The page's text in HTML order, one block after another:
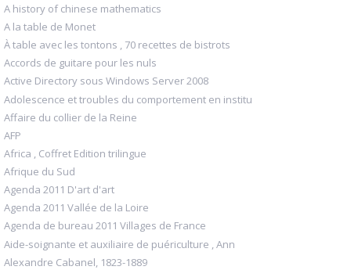
A history of chinese mathematics
A la table de Monet
À table avec les tontons , 70 recettes de bistrots
Accords de guitare pour les nuls
Active Directory sous Windows Server 2008
Adolescence et troubles du comportement en institu
Affaire du collier de la Reine
AFP
Africa , Coffret Edition trilingue
Afrique du Sud
Agenda 2011 D'art d'art
Agenda 2011 Vallée de la Loire
Agenda de bureau 2011 Villages de France
Aide-soignante et auxiliaire de puériculture , Ann
Alexandre Cabanel, 1823-1889